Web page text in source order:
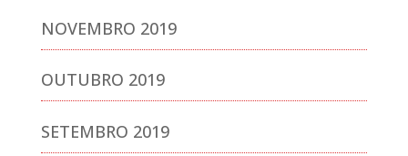
NOVEMBRO 2019
OUTUBRO 2019
SETEMBRO 2019